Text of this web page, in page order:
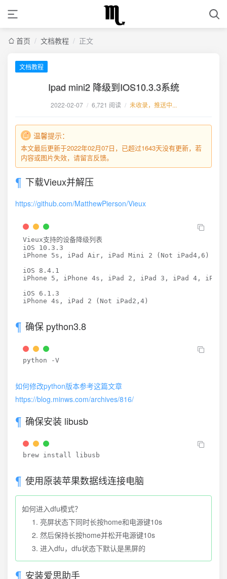
首页 / 文档教程 / 正文
文档教程
Ipad mini2 降级到IOS10.3.3系统
2022-02-07 / 6,721 阅读 / 未收录，推送中...
温馨提示：
本文最后更新于2022年02月07日，已超过1643天没有更新，若
内容或图片失效，请留言反馈。
下载Vieux并解压
https://github.com/MatthewPierson/Vieux
Vieux支持的设备降级列表
iOS 10.3.3
iPhone 5s, iPad Air, iPad Mini 2 (Not iPad4,6)
iOS 8.4.1
iPhone 5, iPhone 4s, iPad 2, iPad 3, iPad 4, iPad
iOS 6.1.3
iPhone 4s, iPad 2 (Not iPad2,4)
确保 python3.8
python -V
如何修改python版本参考这篇文章
https://blog.minws.com/archives/816/
确保安装 libusb
brew install libusb
使用原装苹果数据线连接电脑
如何进入dfu模式？
亮屏状态下同时长按home和电源键10s
然后保持长按home并松开电源键10s
进入dfu，dfu状态下默认是黑屏的
安装爱思助手